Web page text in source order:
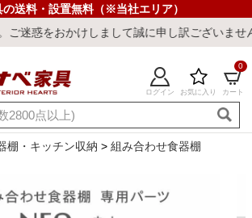
の送料・設置無料（※当社エリア）
まして誠に申し訳ございません。
ログイン お気に入り カート
0
新規会員登録
閲覧履歴
棚・キッチン収納 組み合わせ食器棚